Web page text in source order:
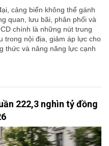
cảng biển không thể gánh
quan, lưu bãi, phân phối và
chính là những nút trung
trong nội địa, giảm áp lực cho
thức và nâng năng lực cạnh
222,3 nghìn tỷ đồng